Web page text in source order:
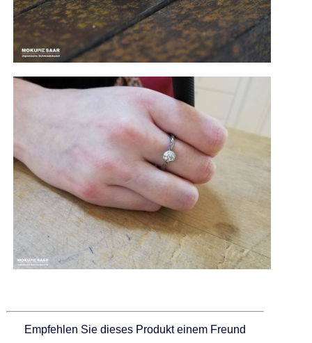
Empfehlen Sie dieses Produkt einem Freund